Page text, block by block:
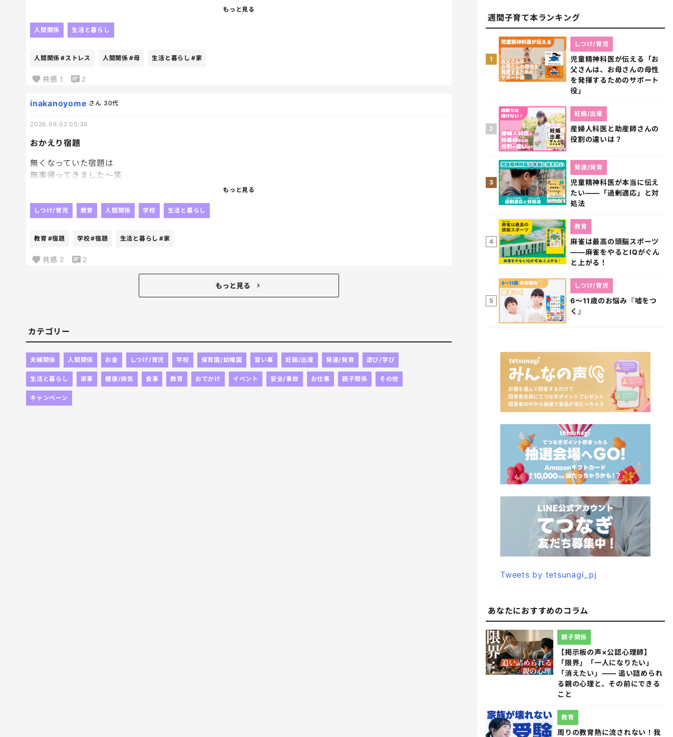
はぁ？？？？
娘と末子が何か指差すと
はい構わないでー触らないでー触らないでー
だんだんこのババァ。って思えてきて
嫌になるような態度だった。
困ったことがあったときに
たずねたら
はぁ。。。って感じの対応されて
チリツモでイラッとする対応が多い。
逆に気持ちの良い対応してくれた人が際立つけど
どの店員さんも優しいドラストあるから
そっち行きたくなるよね。
誕生日プレゼント何がいい？
めんどいなー。
もっと見る
人間関係 生活と暮らし
人間関係 #ストレス 人間関係 #母 生活と暮らし #家
共感 1 2
おかえり宿題
inakanoyome さん 30代
2026.08.02 05:36
無くなっていた宿題は
無事帰ってきました～笑
じゃないかなぁ～って思っていた通り、
2日後に
毎日荷物開けないパターンね！？笑
戻ってきたことが何よりだから
我が家ってましたようーーーー。笑
もっと見る
しつけ/育児 教育 人間関係 学校 生活と暮らし
教育 #宿題 学校#宿題 生活と暮らし #家
共感 2 2
もっと見る
カテゴリー
夫婦関係 人間関係 お金 しつけ/育児 学校 保育園/幼稚園 習い事 妊娠/出産 発達/発育 遊び/学び
生活と暮らし 家事 健康/病気 食事 教育 おでかけ イベント 安全/事故 お仕事 親子関係 その他
キャンペーン
週間子育て本ランキング
1
児童精神科医が伝える「お
父さんは、お母さんの母性
を発揮するためのサポート
役」
しつけ/育児
2
産婦人科医と助産師さんの
役割の違いは？
妊娠/出産
3
児童精神科医が本当に伝え
たい――「過剰適応」と対
処法
発達/発育
4
麻雀は最高の頭脳スポーツ
――麻雀をやるとIQがぐん
と上がる！
教育
5
6～11歳のお悩み『嘘をつ
く』
しつけ/育児
Tweets by tetsunagi_pj
あなたにおすすめのコラム
【掲示板の声×公認心理師】
「限界」「一人になりたい」
「消えたい」―― 追い詰められ
る親の心理と、その前にできる
こと
親子関係
周りの教育熱に流されない！我
教育